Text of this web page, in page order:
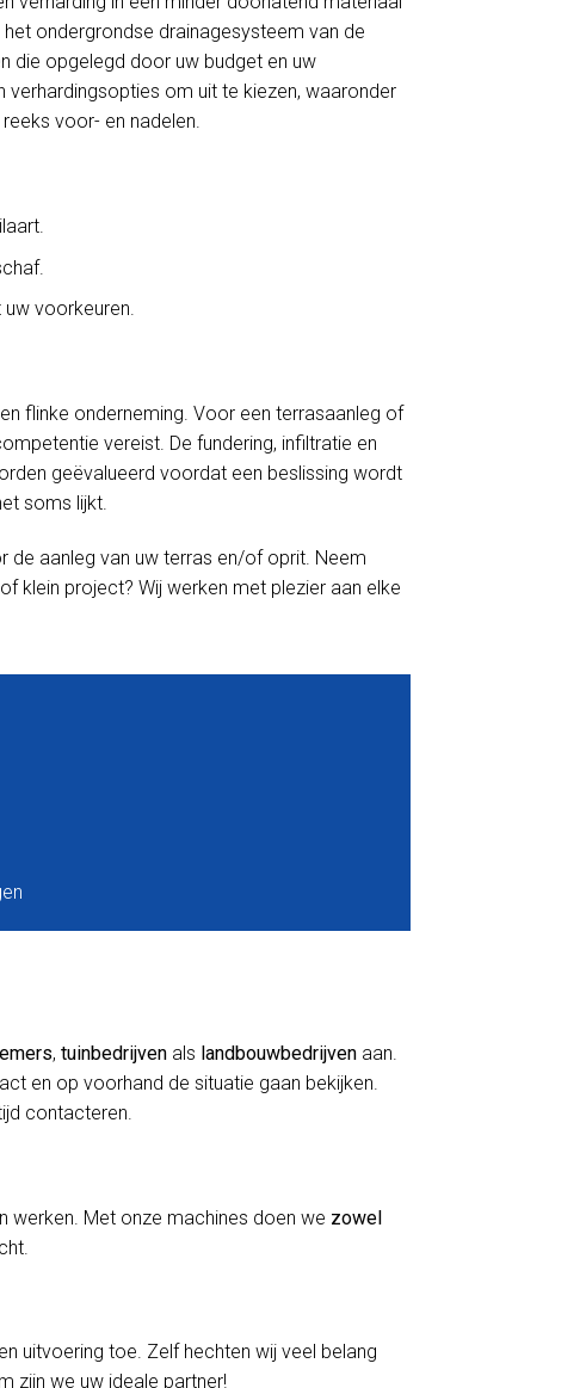
ondergrondse drainagesysteem van de
die opgelegd door uw budget en uw
verhardingsopties om uit te kiezen, waaronder
voor- en nadelen.
uw voorkeuren.
flinke onderneming. Voor een terrasaanleg of
vereist. De fundering, infiltratie en
geëvalueerd voordat een beslissing wordt
soms lijkt.
de aanleg van uw terras en/of oprit. Neem
klein project? Wij werken met plezier aan elke
, tuinbedrijven als landbouwbedrijven aan.
en op voorhand de situatie gaan bekijken.
contacteren.
werken. Met onze machines doen we zowel
uitvoering toe. Zelf hechten wij veel belang
zijn we uw ideale partner!